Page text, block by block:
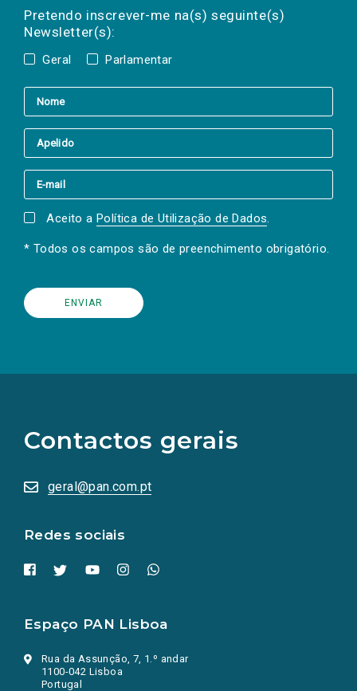
Pretendo inscrever-me na(s) seguinte(s)
Newsletter(s):
Geral Parlamentar
a(s) newsletter(s).
mail
Aceito a Política de Utilização de Dados.
* Todos os campos são de preenchimento obrigatório.
Contactos gerais
geral@pan.com.pt
Redes sociais
redes
sociais
numa
nova
Espaço PAN Lisboa
Rua da Assunção, 7, 1.º andar
1100-042 Lisboa
Portugal